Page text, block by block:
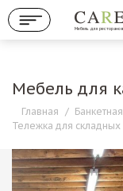
Мебель для ресторанов
Мебель для
Главная /
Тележка для складных